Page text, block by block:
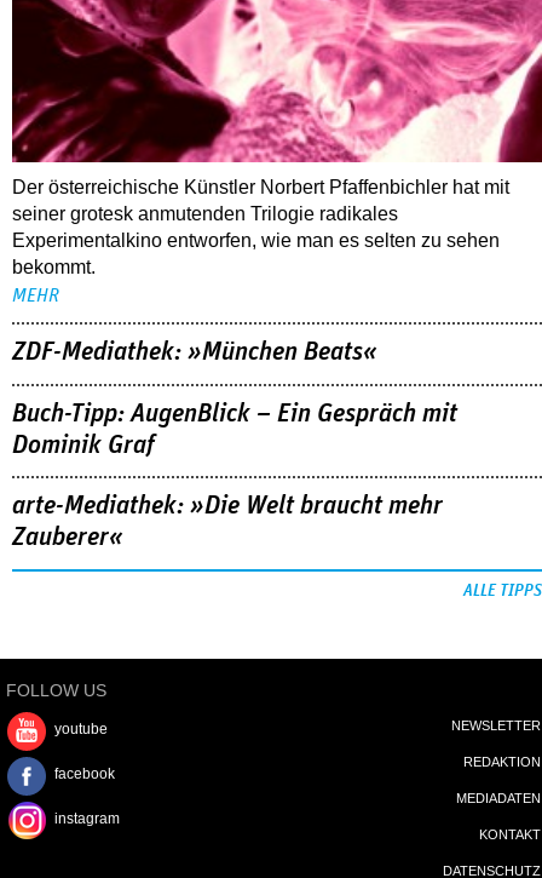
Der österreichische Künstler Norbert Pfaffenbichler hat mit
seiner grotesk anmutenden Trilogie radikales
Experimentalkino entworfen, wie man es selten zu sehen
bekommt.
MEHR
ZDF-Mediathek: »München Beats«
Buch-Tipp: AugenBlick – Ein Gespräch mit
Dominik Graf
arte-Mediathek: »Die Welt braucht mehr
Zauberer«
ALLE TIPPS
FOLLOW US
youtube
facebook
instagram
NEWSLETTER
REDAKTION
MEDIADATEN
KONTAKT
DATENSCHUTZ